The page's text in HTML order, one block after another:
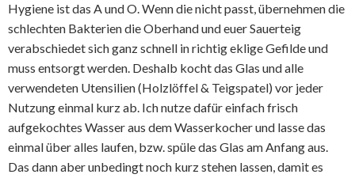
Hygiene ist das A und O. Wenn die nicht passt, übernehmen die
schlechten Bakterien die Oberhand und euer Sauerteig
verabschiedet sich ganz schnell in richtig eklige Gefilde und
muss entsorgt werden. Deshalb kocht das Glas und alle
verwendeten Utensilien (Holzlöffel & Teigspatel) vor jeder
Nutzung einmal kurz ab. Ich nutze dafür einfach frisch
aufgekochtes Wasser aus dem Wasserkocher und lasse das
einmal über alles laufen, bzw. spüle das Glas am Anfang aus.
Das dann aber unbedingt noch kurz stehen lassen, damit es